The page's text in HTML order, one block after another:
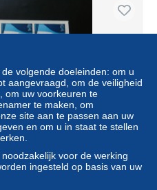
British Aircraft Corporation
1969
3,47
volgende doeleinden: om u
aangevraagd, om de veiligheid
om uw voorkeuren te
te maken, om
site aan te passen aan uw
en om u in staat te stellen
voor de werking
ingesteld op basis van uw